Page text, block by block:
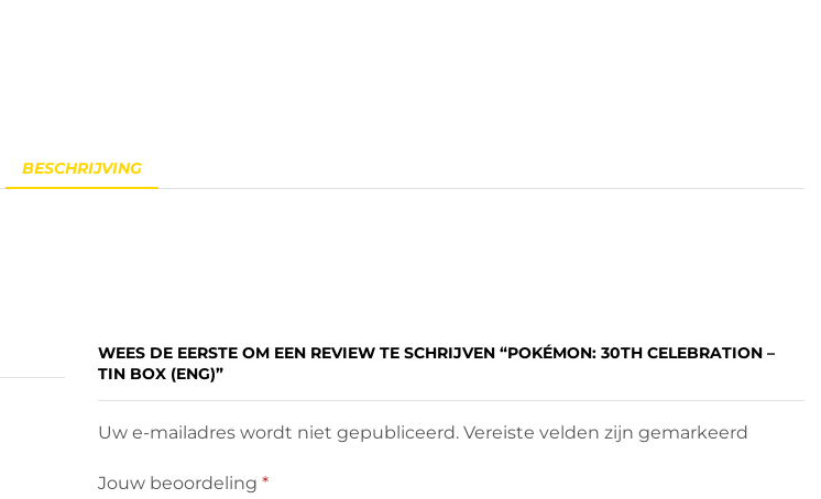
BESCHRIJVING
WEES DE EERSTE OM EEN REVIEW TE SCHRIJVEN “POKÉMON: 30TH CELEBRATION –
TIN BOX (ENG)”
Uw e-mailadres wordt niet gepubliceerd. Vereiste velden zijn gemarkeerd
Jouw beoordeling *